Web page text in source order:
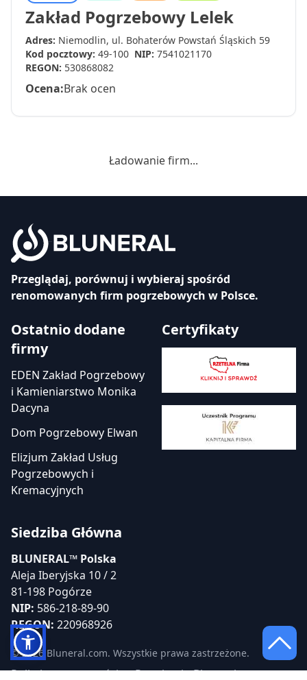
Zakład Pogrzebowy Lelek
Adres: Niemodlin, ul. Bohaterów Powstań Śląskich 59
Kod pocztowy: 49-100 NIP: 7541021170
REGON: 530868082
Ocena:Brak ocen
Ładowanie firm...
Przeglądaj, porównuj i wybieraj spośród
renomowanych firm pogrzebowych w Polsce.
Ostatnio dodane
firmy
EDEN Zakład Pogrzebowy
i Kamieniarstwo Monika
Dacyna
Dom Pogrzebowy Elwan
Elizjum Zakład Usług
Pogrzebowych i
Kremacyjnych
Certyfikaty
Siedziba Główna
BLUNERAL™ Polska
Aleja Iberyjska 10 / 2
81-198 Pogórze
NIP: 586-218-89-90
REGON: 220968926
© 2026 Bluneral.com. Wszystkie prawa zastrzeżone.
Polityka prywatności Regulamin Bluneral